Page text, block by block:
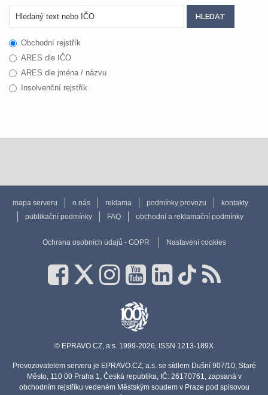
Obchodní rejstřík
ARES dle IČO
ARES dle jména / názvu
Insolvenční rejstřík
mapa serveru o nás reklama podmínky provozu
kontakty
publikační podmínky
FAQ obchodní a reklamační podmínky
Ochrana osobních údajů - GDPR Nastavení cookies
© EPRAVO.CZ, a.s. 1999-2026, ISSN 1213-189X
Provozovatelem serveru je EPRAVO.CZ, a.s. se sídlem Dušní 907/10, Staré
Město, 110 00 Praha 1, Česká republika, IČ: 26170761, zapsaná v
obchodním rejstříku vedeném Městským soudem v Praze pod spisovou